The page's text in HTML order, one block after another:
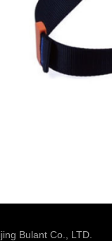
Bulant Co., LTD.